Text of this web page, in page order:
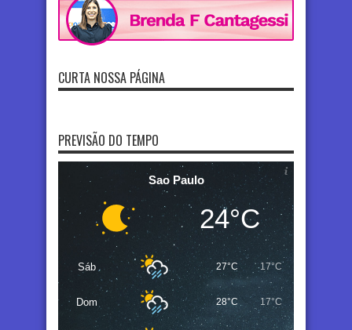
CURTA NOSSA PÁGINA
PREVISÃO DO TEMPO
Sao Paulo
24°C
Sáb 27°C 17°C
Dom 28°C 17°C